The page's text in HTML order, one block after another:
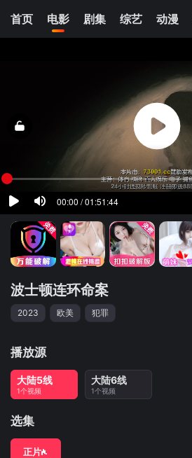
首页 电影 剧集 综艺 动漫
清空
波士顿连环命案
2023 欧美 犯罪
播放源
大陆5线
1个视频
大陆6线
1个视频
选集
正片